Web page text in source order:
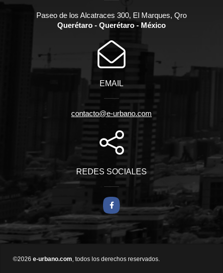
Paseo de los Alcatraces 300, El Marques, Qro
Querétaro - Querétaro - México
EMAIL
contacto@e-urbano.com
REDES SOCIALES
Facebook
©2026 e-urbano.com , todos los derechos reservados.